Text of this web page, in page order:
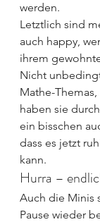
werden.
Letztlich sind
auch happy,
ihrem
Nicht
Mathe-
haben sie
ein bisschen
dass es jetzt
kann.
Hurra –
Auch die Minis
Pause wieder